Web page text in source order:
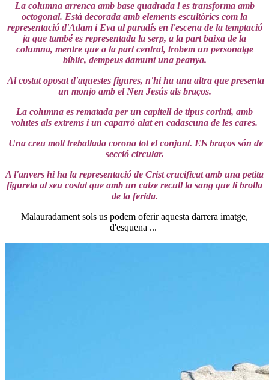
La columna arrenca amb base quadrada i es transforma amb
octogonal. Està decorada amb elements escultòrics com la
representació d'Adam i Eva al paradís en l'escena de la temptació
ja que també es representada la serp, a la part baixa de la
columna, mentre que a la part central, trobem un personatge
bíblic, dempeus damunt una peanya.
Al costat oposat d'aquestes figures, n'hi ha una altra que presenta
un monjo amb el Nen Jesús als braços.
La columna es rematada per un capitell de tipus corinti, amb
volutes als extrems i un caparró alat en cadascuna de les cares.
Una creu molt treballada corona tot el conjunt. Els braços són de
secció circular.
A l'anvers hi ha la representació de Crist crucificat amb una petita
figureta al seu costat que amb un calze recull la sang que li brolla
de la ferida.
Malauradament sols us podem oferir aquesta darrera imatge,
d'esquena ...